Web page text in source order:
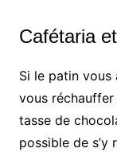
Cafétaria
Si le patin
vous réchauffer
tasse de
possible de s’y